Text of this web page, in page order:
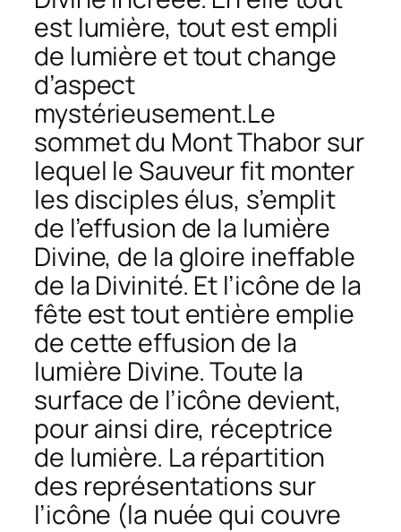
est lumière, tout est empli
de lumière et tout change
d’aspect
mystérieusement.Le
sommet du Mont Thabor sur
lequel le Sauveur fit monter
les disciples élus, s’emplit
de l’effusion de la lumière
Divine, de la gloire ineffable
de la Divinité. Et l’icône de la
fête est tout entière emplie
de cette effusion de la
lumière Divine. Toute la
surface de l’icône devient,
pour ainsi dire, réceptrice
de lumière. La répartition
des représentations sur
l’icône (la nuée qui couvre